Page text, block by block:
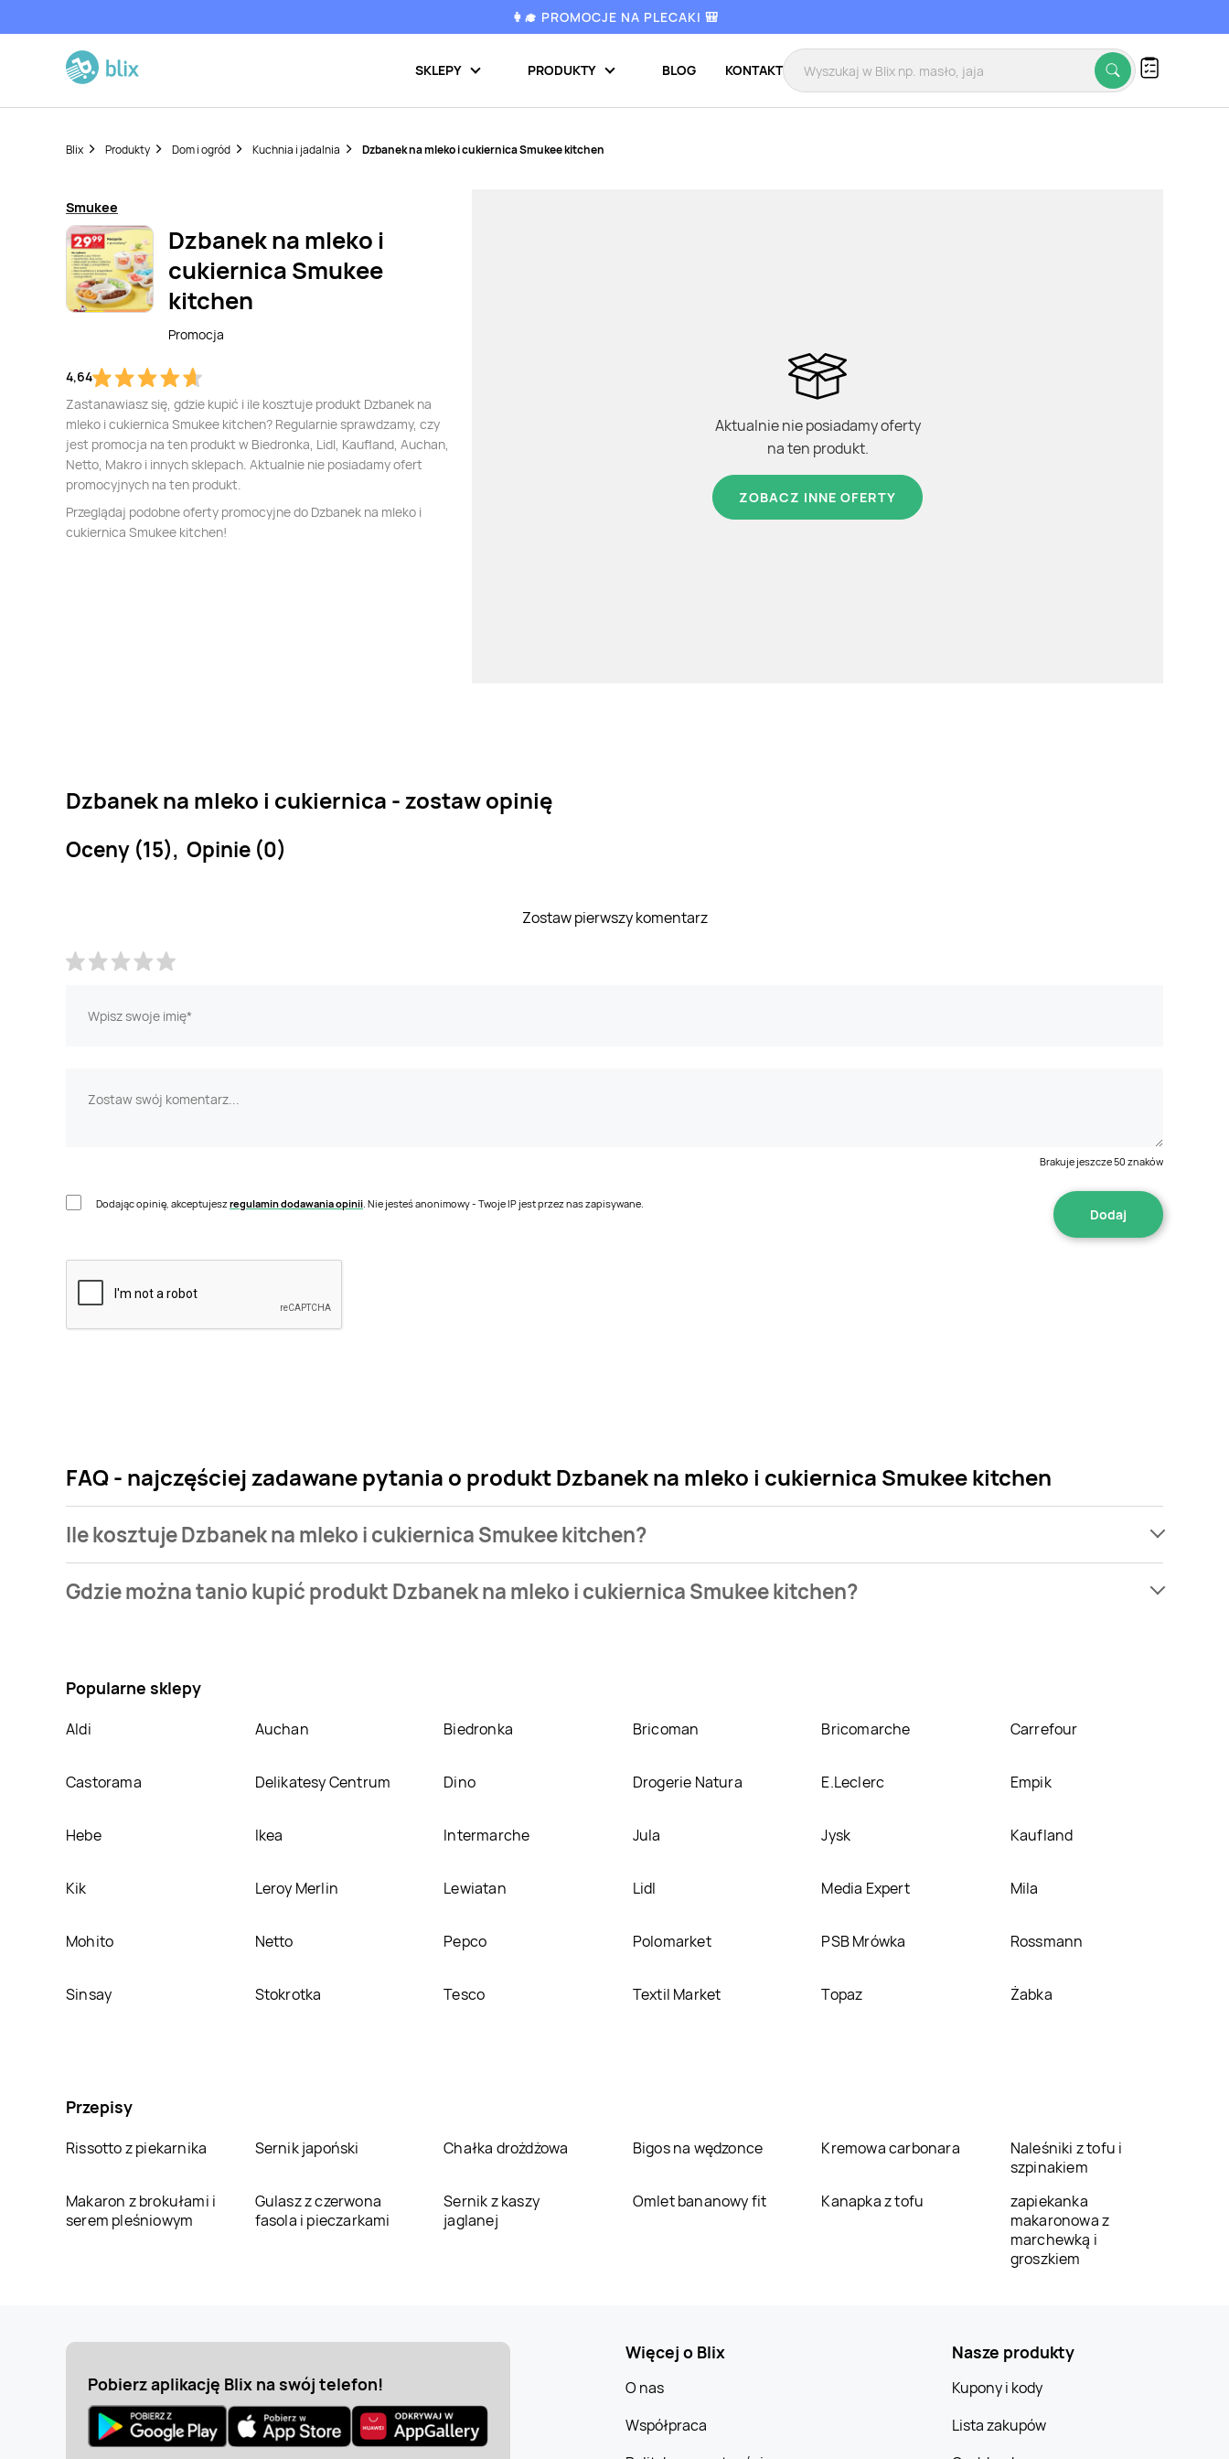
👩‍🎓 PROMOCJE NA PLECAKI 🎒
SKLEPY PRODUKTY BLOG KONTAKT
Blix Produkty Dom i ogród Kuchnia i jadalnia Dzbanek na mleko i cukiernica Smukee kitchen
Smukee
Dzbanek na mleko i
cukiernica Smukee
kitchen
Promocja
4,64
Zastanawiasz się, gdzie kupić i ile kosztuje produkt Dzbanek na
mleko i cukiernica Smukee kitchen? Regularnie sprawdzamy, czy
jest promocja na ten produkt w Biedronka, Lidl, Kaufland, Auchan,
Netto, Makro i innych sklepach. Aktualnie nie posiadamy ofert
promocyjnych na ten produkt.
Przeglądaj podobne oferty promocyjne do Dzbanek na mleko i
cukiernica Smukee kitchen!
Aktualnie nie posiadamy oferty
na ten produkt.
ZOBACZ INNE OFERTY
Dzbanek na mleko i cukiernica - zostaw opinię
Oceny (15), Opinie (0)
Zostaw pierwszy komentarz
Brakuje jeszcze50 znaków
Dodając opinię, akceptujeszregulamin dodawania opinii . Nie jesteś anonimowy - Twoje IP jest przez nas zapisywane.
FAQ - najczęściej zadawane pytania o produkt Dzbanek na mleko i cukiernica Smukee kitchen
Ile kosztuje Dzbanek na mleko i cukiernica Smukee kitchen?
mleko i cukiernica Smukee kitchen kosztuje od 29,99 zł.
Gdzie można tanio kupić produkt Dzbanek na mleko i cukiernica Smukee kitchen?
Popularne sklepy
Aldi Auchan Biedronka Bricoman Bricomarche Carrefour
Castorama Delikatesy Centrum Dino Drogerie Natura E.Leclerc Empik
Hebe Ikea Intermarche Jula Jysk Kaufland
Kik Leroy Merlin Lewiatan Lidl Media Expert Mila
Mohito Netto Pepco Polomarket PSB Mrówka Rossmann
Sinsay Stokrotka Tesco Textil Market Topaz Żabka
Przepisy
Rissotto z piekarnika Sernik japoński Chałka drożdżowa Bigos na wędzonce Kremowa carbonara
Naleśniki z tofu i
szpinakiem
Makaron z brokułami i
serem pleśniowym
Gulasz z czerwona
fasola i pieczarkami
Sernik z kaszy
jaglanej
Omlet bananowy fit Kanapka z tofu
zapiekanka
makaronowa z
marchewką i
groszkiem
Pobierz aplikację Blix na swój telefon!
Więcej o Blix
O nas
Współpraca
Nasze produkty
Kupony i kody
Lista zakupów